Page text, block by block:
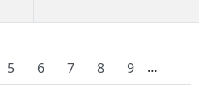
Page
5 Page
6 Page
7 Page
8 Page
9 …